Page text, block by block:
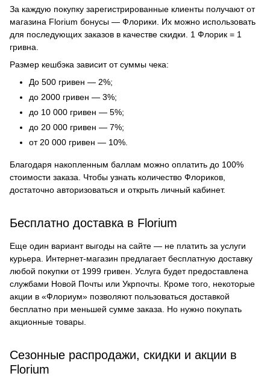
За каждую покупку зарегистрированные клиенты получают от
магазина Florium бонусы — Флорики. Их можно использовать
для последующих заказов в качестве скидки. 1 Флорик = 1
гривна.
Размер кешбэка зависит от суммы чека:
До 500 гривен — 2%;
до 2000 гривен — 3%;
до 10 000 гривен — 5%;
до 20 000 гривен — 7%;
от 20 000 гривен — 10%.
Благодаря накопленным баллам можно оплатить до 100%
стоимости заказа. Чтобы узнать количество Флориков,
достаточно авторизоваться и открыть личный кабинет.
Бесплатно доставка в Florium
Еще один вариант выгоды на сайте — не платить за услуги
курьера. Интернет-магазин предлагает бесплатную доставку
любой покупки от 1999 гривен. Услуга будет предоставлена
службами Новой Почты или Укрпочты. Кроме того, некоторые
акции в «Флориум» позволяют пользоваться доставкой
бесплатно при меньшей сумме заказа. Но нужно покупать
акционные товары.
Сезонные распродажи, скидки и акции в
Florium